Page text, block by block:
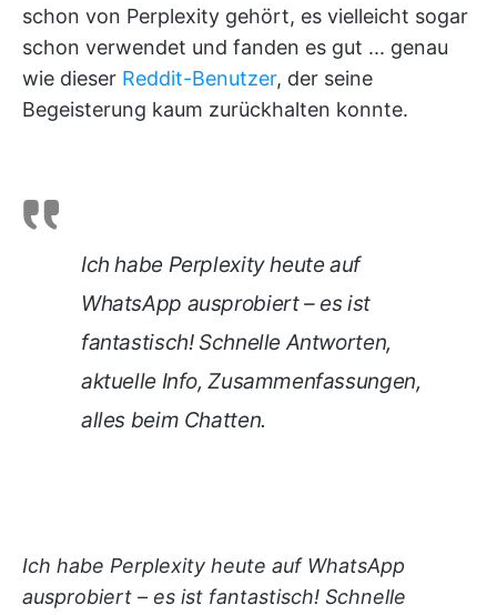
schon von Perplexity gehört, es vielleicht sogar
schon verwendet und fanden es gut ... genau
wie dieser Reddit-Benutzer, der seine
Begeisterung kaum zurückhalten konnte.
Ich habe Perplexity heute auf
WhatsApp ausprobiert – es ist
fantastisch! Schnelle Antworten,
aktuelle Info, Zusammenfassungen,
alles beim Chatten.
Ich habe Perplexity heute auf WhatsApp
ausprobiert – es ist fantastisch! Schnelle